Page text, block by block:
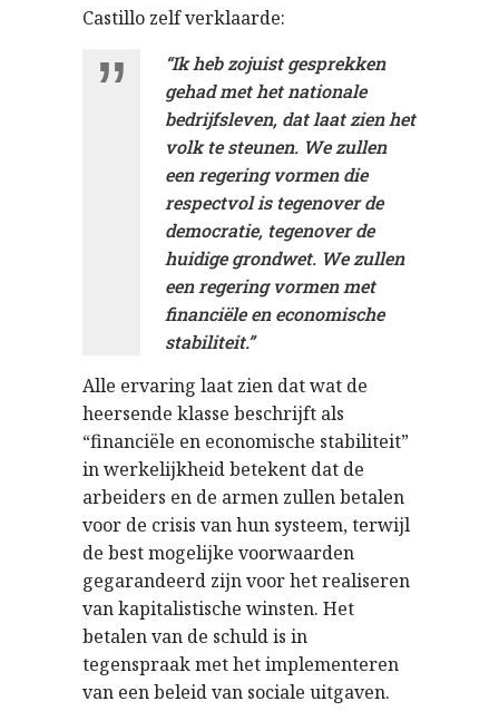
Castillo zelf verklaarde:
“Ik heb zojuist gesprekken
gehad met het nationale
bedrijfsleven, dat laat zien het
volk te steunen. We zullen
een regering vormen die
respectvol is tegenover de
democratie, tegenover de
huidige grondwet. We zullen
een regering vormen met
financiële en economische
stabiliteit.”
Alle ervaring laat zien dat wat de
heersende klasse beschrijft als
“financiële en economische stabiliteit”
in werkelijkheid betekent dat de
arbeiders en de armen zullen betalen
voor de crisis van hun systeem, terwijl
de best mogelijke voorwaarden
gegarandeerd zijn voor het realiseren
van kapitalistische winsten. Het
betalen van de schuld is in
tegenspraak met het implementeren
van een beleid van sociale uitgaven.